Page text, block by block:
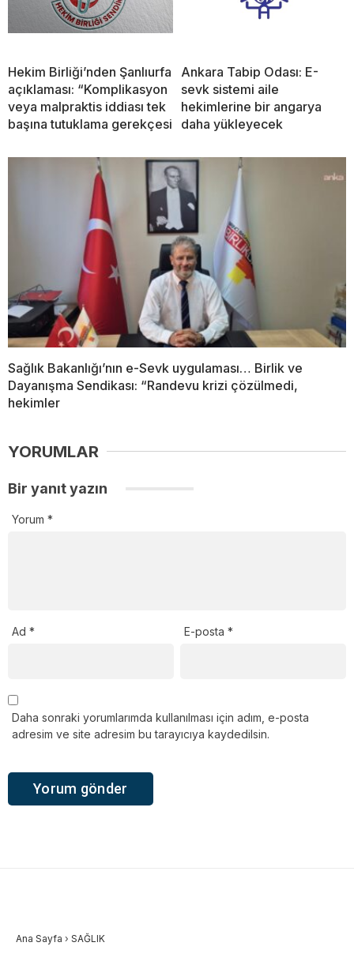
Hekim Birliği’nden Şanlıurfa
açıklaması: “Komplikasyon
veya malpraktis iddiası tek
başına tutuklama gerekçesi
Ankara Tabip Odası: E-
sevk sistemi aile
hekimlerine bir angarya
daha yükleyecek
Sağlık Bakanlığı’nın e-Sevk uygulaması… Birlik ve
Dayanışma Sendikası: “Randevu krizi çözülmedi,
hekimler
YORUMLAR
Bir yanıt yazın
Yorum *
Ad * E-posta*
Daha sonraki yorumlarımda kullanılması için adım, e-posta
adresim ve site adresim bu tarayıcıya kaydedilsin.
Ana Sayfa › SAĞLIK